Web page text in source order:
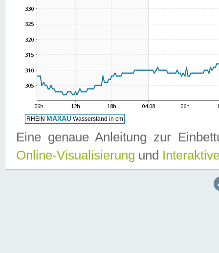
Eine genaue Anleitung zur
Online-Visualisierung und